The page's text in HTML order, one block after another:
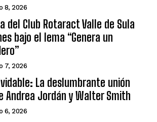
8, 2026
del Club Rotaract Valle de Sula
bajo el lema “Genera un
7, 2026
La deslumbrante unión
Andrea Jordán y Walter Smith
6, 2026